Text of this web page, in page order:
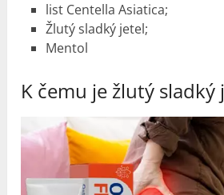
list Centella Asiatica;
Žlutý sladký jetel;
Mentol
K čemu je žlutý